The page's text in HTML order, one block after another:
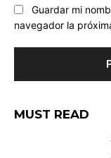
Guardar mi
navegador la
MUST READ